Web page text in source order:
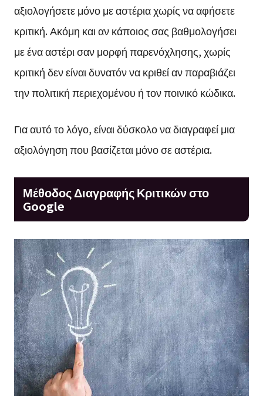
αξιολογήσετε μόνο με αστέρια χωρίς να αφήσετε
κριτική. Ακόμη και αν κάποιος σας βαθμολογήσει
με ένα αστέρι σαν μορφή παρενόχλησης, χωρίς
κριτική δεν είναι δυνατόν να κριθεί αν παραβιάζει
την πολιτική περιεχομένου ή τον ποινικό κώδικα.
Για αυτό το λόγο, είναι δύσκολο να διαγραφεί μια
αξιολόγηση που βασίζεται μόνο σε αστέρια.
Μέθοδος Διαγραφής Κριτικών στο
Google